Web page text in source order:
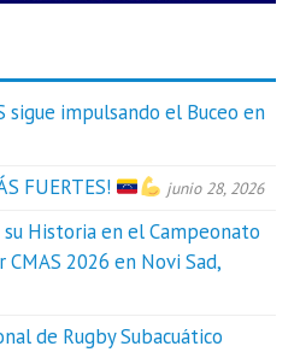
sigue impulsando el Buceo en
FUERTES! junio 28, 2026
Historia en el Campeonato
2026 en Novi Sad,
de Rugby Subacuático